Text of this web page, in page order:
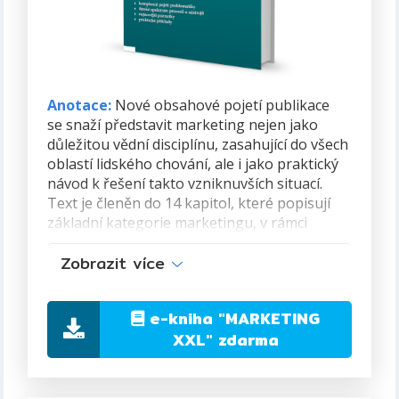
2009 (první vydání)
Anotace:Nové obsahové pojetí publikace
se snaží představit marketing nejen jako
důležitou vědní disciplínu, zasahující do všech
oblastí lidského chování, ale i jako praktický
návod k řešení takto vzniknuvších situací.
Text je členěn do 14 kapitol, které popisují
základní kategorie marketingu, v rámci
zařazena i část věnovaná marketingu obcí
pevnou strukturu, jako je úvod, definice,
příklady z praxe a grafy. Z tohoto pohledu je
proto vítanou pomůckou zejména široké
studentské obci, což nevylučuje využití i u
dalších zájmových skupin.
Zobrazit více
e-kniha "MARKETING
XXL" zdarma